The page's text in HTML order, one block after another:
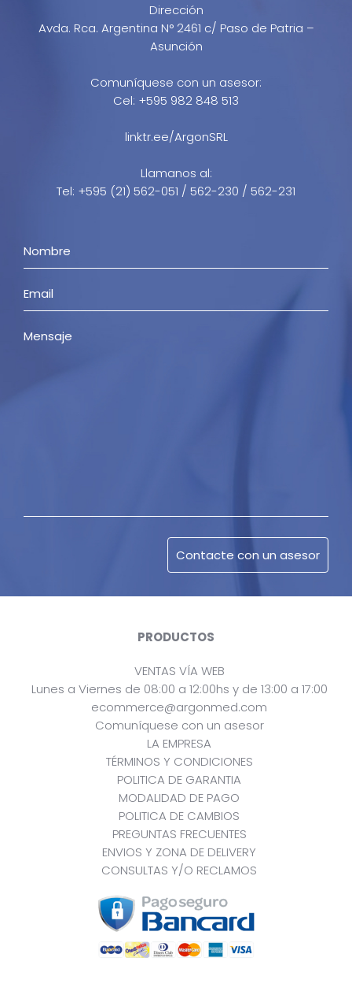
Dirección
Avda. Rca. Argentina N° 2461 c/ Paso de Patria –
Asunción
Comuníquese con un asesor:
Cel: +595 982 848 513
linktr.ee/ArgonSRL
Llamanos al:
Tel: +595 (21) 562-051 / 562-230 / 562-231
PRODUCTOS
VENTAS VÍA WEB
Lunes a Viernes de 08:00 a 12:00hs y de 13:00 a 17:00
ecommerce@argonmed.com
Comuníquese con un asesor
LA EMPRESA
TÉRMINOS Y CONDICIONES
POLITICA DE GARANTIA
MODALIDAD DE PAGO
POLITICA DE CAMBIOS
PREGUNTAS FRECUENTES
ENVIOS Y ZONA DE DELIVERY
CONSULTAS Y/O RECLAMOS